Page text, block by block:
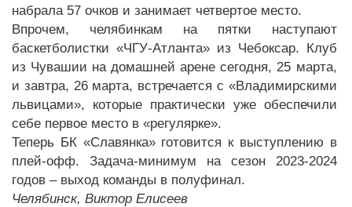
набрала 57 очков и занимает четвертое место.
Впрочем, челябинкам на пятки наступают
баскетболистки «ЧГУ-Атланта» из Чебоксар. Клуб
из Чувашии на домашней арене сегодня, 25 марта,
и завтра, 26 марта, встречается с «Владимирскими
львицами», которые практически уже обеспечили
себе первое место в «регулярке».
Теперь БК «Славянка» готовится к выступлению в
плей-офф. Задача-минимум на сезон 2023-2024
годов – выход команды в полуфинал.
Челябинск, Виктор Елисеев